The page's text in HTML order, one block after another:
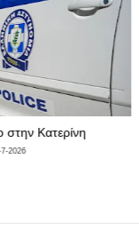
05 Ιουλ
2026
Πιερία -
τουρίστες,
Pierias News Νέα